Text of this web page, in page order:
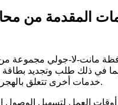
المقدمة من
مانت-لا-جولي مجموعة من
بما في ذلك طلب وتجديد بطاقة
خدمات أخرى تتعلق بالهجرة والإقامة في فرنسا.
أوقات العمل لتسهيل الوصول